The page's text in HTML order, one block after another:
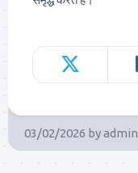
03/02/2026 byadmin